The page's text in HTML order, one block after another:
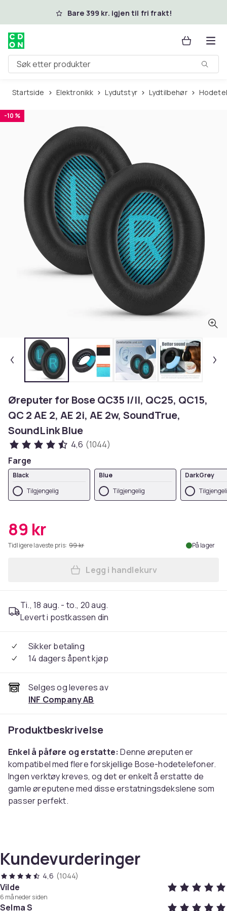
Hopp til hovedinnholdBare 399 kr. igjen til fri frakt!
Søk etter produkter
Startside Elektronikk Lydutstyr Lydtilbehør
-10 %
Øreputer for Bose QC35 I/II, QC25, QC15,
QC 2 AE 2, AE 2i, AE 2w, SoundTrue,
SoundLink Blue
4,6 (1044)
Farge
Black
Tilgjengelig
Blue
Tilgjengelig
DarkGrey
89 kr
Tidligere laveste pris: 99 kr På lager
Legg Øreputer for Bose
Legg i handlekurv
Ti., 18 aug. - to., 20 aug.
Levert i postkassen din
Sikker betaling
14 dagers åpent kjøp
Selges og leveres av
INF Company AB
Produktbeskrivelse
Enkel å påføre og erstatte: Denne øreputen er
kompatibel med flere forskjellige Bose-hodetelefoner.
Ingen verktøy kreves, og det er enkelt å erstatte de
gamle øreputene med disse erstatningsdekslene som
passer perfekt.
behagelig å bruke selv over lengre perioder.
Bedre lydkvalitet:
Minneskumputen fungerer som en
støyreduksjon for forstyrrende eksterne lyder,
Kundevurderinger
4,6 (1044)
Vilde
6 måneder siden
Selma S